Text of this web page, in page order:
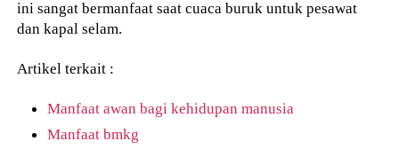
ini sangat bermanfaat saat cuaca buruk untuk pesawat
dan kapal selam.
Artikel terkait :
Manfaat awan bagi kehidupan manusia
Manfaat bmkg